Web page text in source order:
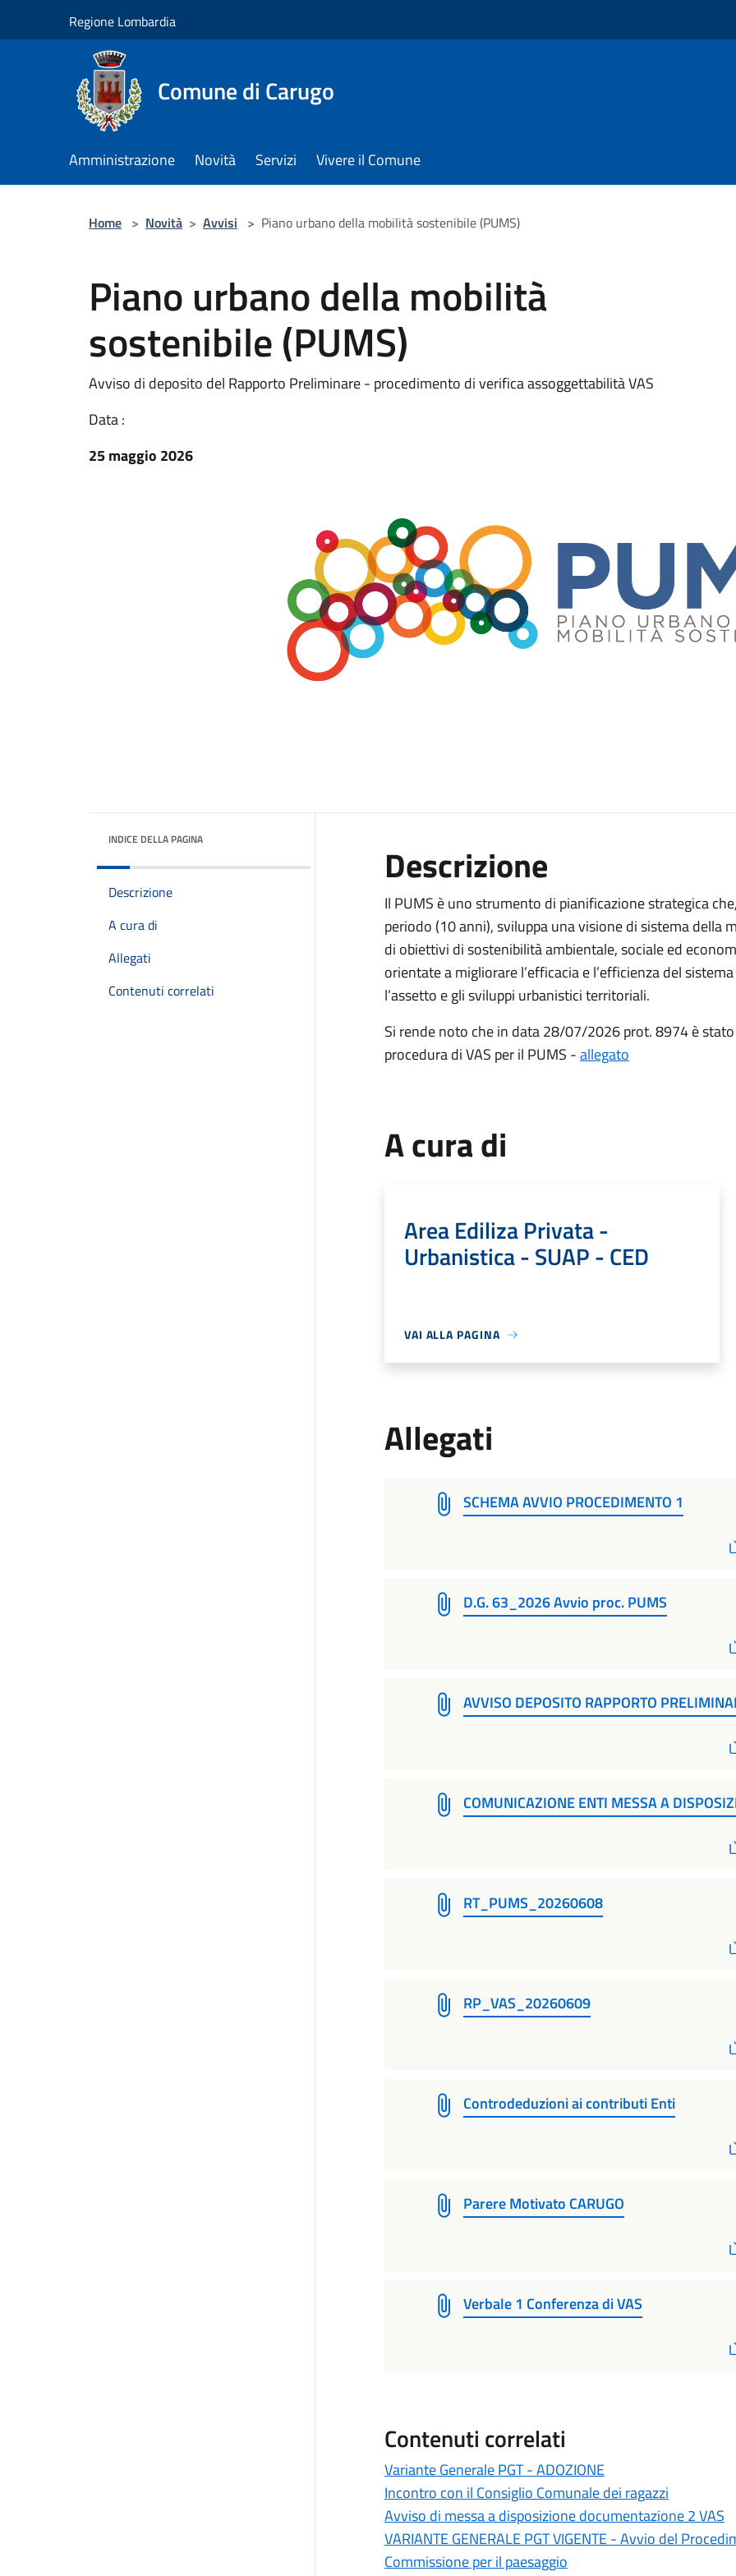
Regione Lombardia
Comune di Carugo
Amministrazione Novità Servizi Vivere il Comune
Home > Novità > Avvisi > Piano urbano della mobilità sostenibile (PUMS)
Piano urbano della mobilità
sostenibile (PUMS)
Avviso di deposito del Rapporto Preliminare - procedimento di verifica assoggettabilità VAS
Data :
25 maggio 2026
INDICE DELLA PAGINA
Descrizione
A cura di
Allegati
Contenuti correlati
Descrizione
Il PUMS è uno strumento di pianificazione strategica
periodo (10 anni), sviluppa una visione di sistema della
di obiettivi di sostenibilità ambientale, sociale ed
orientate a migliorare l’efficacia e l’efficienza del
l’assetto e gli sviluppi urbanistici territoriali.
Si rende noto che in data 28/07/2026 prot. 8974 è
procedura di VAS per il PUMS -allegato
A cura di
Area Ediliza Privata -
Urbanistica - SUAP - CED
VAI ALLA PAGINA
Allegati
SCHEMA AVVIO PROCEDIMENTO 1
D.G. 63_2026 Avvio proc. PUMS
AVVISO DEPOSITO RAPPORTO
COMUNICAZIONE ENTI MESSA A
RT_PUMS_20260608
RP_VAS_20260609
Controdeduzioni ai contributi Enti
Parere Motivato CARUGO
Verbale 1 Conferenza di VAS
Contenuti correlati
Variante Generale PGT - ADOZIONE
Incontro con il Consiglio Comunale dei ragazzi
Avviso di messa a disposizione documentazione 2 VAS
VARIANTE GENERALE PGT VIGENTE - Avvio del
Commissione per il paesaggio